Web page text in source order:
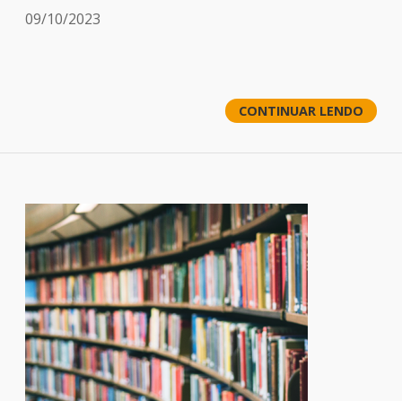
09/10/2023
CONTINUAR LENDO